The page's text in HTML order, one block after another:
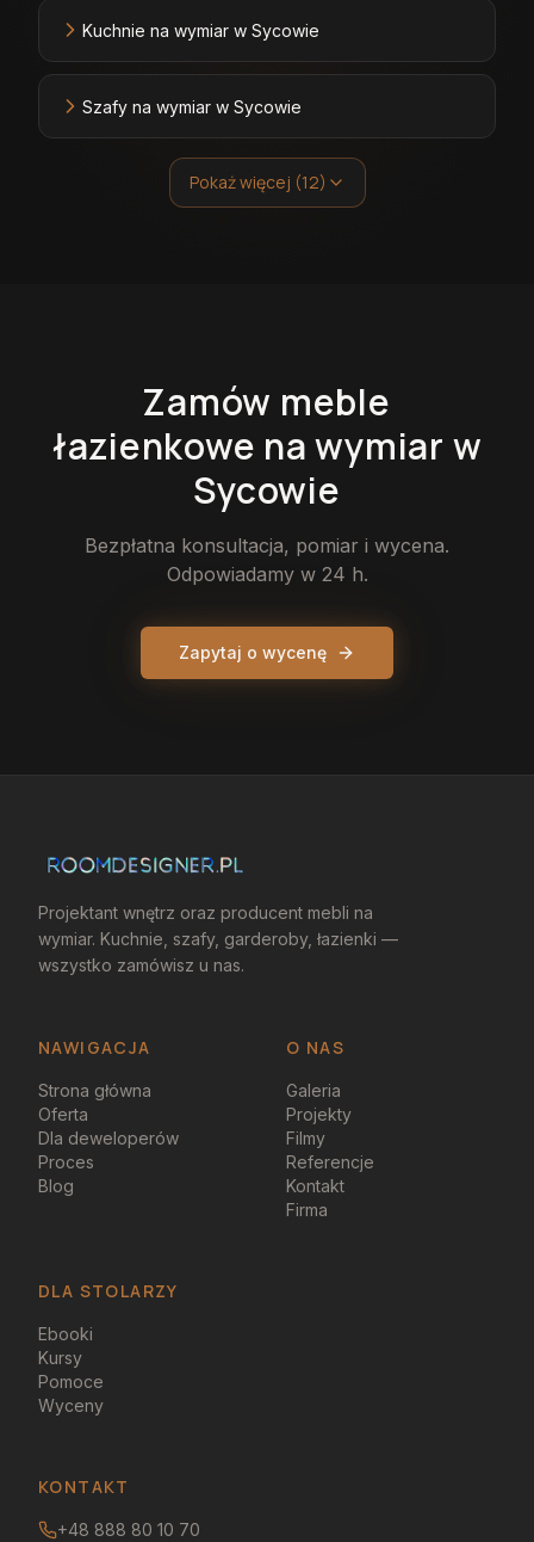
Kuchnie na wymiar w Sycowie
Szafy na wymiar w Sycowie
Pokaż więcej (12)
Zamów meble
łazienkowe na wymiar w
Sycowie
Bezpłatna konsultacja, pomiar i wycena.
Odpowiadamy w 24 h.
Zapytaj o wycenę
Projektant wnętrz oraz producent mebli na
wymiar. Kuchnie, szafy, garderoby, łazienki —
wszystko zamówisz u nas.
NAWIGACJA O NAS
Strona główna
Oferta
Dla deweloperów
Proces
Blog
Galeria
Projekty
Filmy
Referencje
Kontakt
Firma
DLA STOLARZY
Ebooki
Kursy
Pomoce
Wyceny
KONTAKT
+48 888 80 10 70